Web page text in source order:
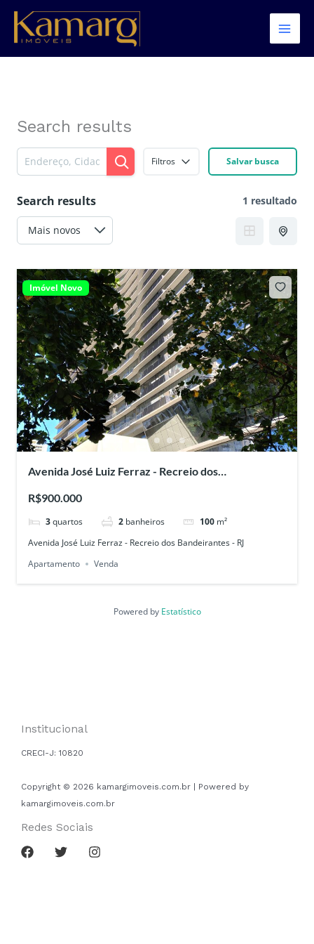
para
conteúdo
Search results
Filtros Salvar busca
Search results 1 resultado
Imóvel Novo
Avenida José Luiz Ferraz - Recreio dos
R$900.000
3 quartos 2 banheiros 100 m²
Avenida José Luiz Ferraz - Recreio dos Bandeirantes - RJ
Apartamento
Venda
Powered by Estatístico
Institucional
CRECI-J: 10820
Copyright © 2026 kamargimoveis.com.br | Powered by
kamargimoveis.com.br
Redes Sociais